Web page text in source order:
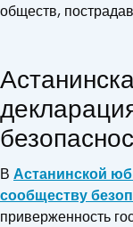
обществ,
В Астанинской
сообществу
приверженность